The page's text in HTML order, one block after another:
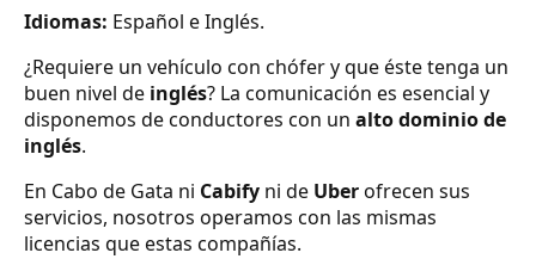
Idiomas: Español e Inglés.
¿Requiere un vehículo con chófer y que éste tenga un
buen nivel de inglés? La comunicación es esencial y
disponemos de conductores con un alto dominio de
inglés.
En Cabo de Gata ni Cabify ni de Uberofrecen sus
servicios, nosotros operamos con las mismas
licencias que estas compañías.